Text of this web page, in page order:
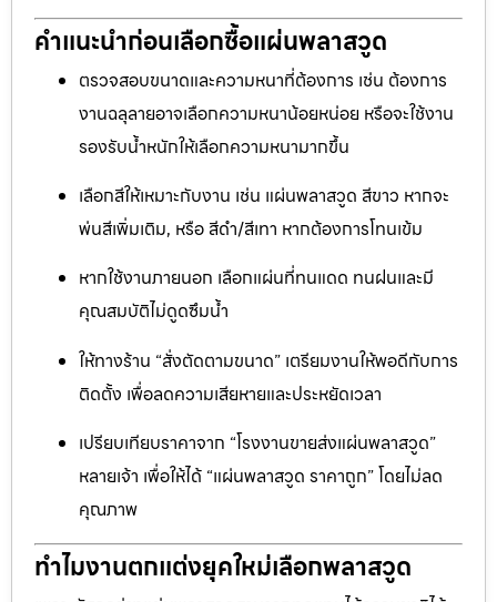
คำแนะนำก่อนเลือกซื้อแผ่นพลาสวูด
ตรวจสอบขนาดและความหนาที่ต้องการ เช่น ต้องการ
งานฉลุลายอาจเลือกความหนาน้อยหน่อย หรือจะใช้งาน
รองรับน้ำหนักให้เลือกความหนามากขึ้น
เลือกสีให้เหมาะกับงาน เช่น แผ่นพลาสวูด สีขาว หากจะ
พ่นสีเพิ่มเติม, หรือ สีดำ/สีเทา หากต้องการโทนเข้ม
หากใช้งานภายนอก เลือกแผ่นที่ทนแดด ทนฝนและมี
คุณสมบัติไม่ดูดซึมน้ำ
ให้ทางร้าน “สั่งตัดตามขนาด” เตรียมงานให้พอดีกับการ
ติดตั้ง เพื่อลดความเสียหายและประหยัดเวลา
เปรียบเทียบราคาจาก “โรงงานขายส่งแผ่นพลาสวูด”
หลายเจ้า เพื่อให้ได้ “แผ่นพลาสวูด ราคาถูก” โดยไม่ลด
คุณภาพ
ทำไมงานตกแต่งยุคใหม่เลือกพลาสวูด